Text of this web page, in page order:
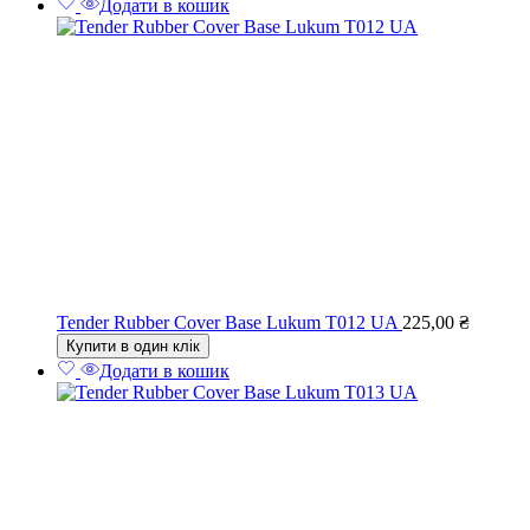
Додати в кошик
Tender Rubber Cover Base Lukum T012 UA 225,00 ₴
Купити в один клік
Додати в кошик